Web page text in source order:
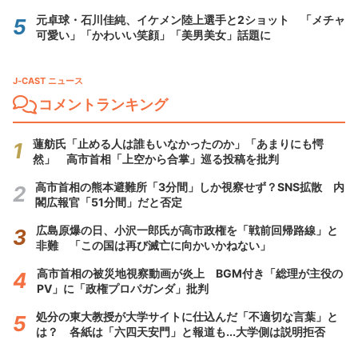
元卓球・石川佳純、イケメン陸上選手と2ショット 「メチャ
可愛い」「かわいい笑顔」「美男美女」話題に
J-CAST ニュース
コメントランキング
蓮舫氏「止める人は誰もいなかったのか」「あまりにも愕
然」 高市首相「上空から合掌」巡る投稿を批判
高市首相の熊本避難所「3分間」しか視察せず？SNS拡散 内
閣広報官「51分間」だと否定
広島原爆の日、小沢一郎氏が高市政権を「戦前回帰路線」と
非難 「この国は再び滅亡に向かいかねない」
高市首相の被災地視察動画が炎上 BGM付き「総理が主役の
PV」に「政権プロパガンダ」批判
処分の東大教授が大学サイトに仕込んだ「不適切な言葉」と
は？ 各紙は「六四天安門」と報道も...大学側は説明拒否